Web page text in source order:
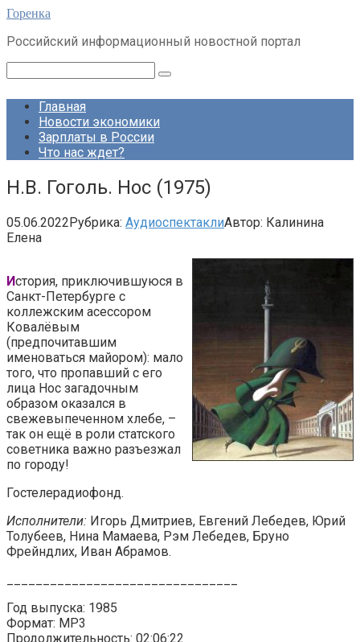
Перейти
контенту
Горенка
Российский информационный новостной портал
Главная
Новости экономики
Зарплаты в России
Что нас ждет?
Н.В. Гоголь. Нос (1975)
05.06.2022Рубрика: АудиоспектаклиАвтор: Калинина
Елена
История, приключившуюся в
Санкт-Петербурге с
коллежским асессором
Ковалёвым
(предпочитавшим
именоваться майором): мало
того, что пропавший с его
лица Нос загадочным
образом оказался в
свежевыпеченном хлебе, –
так он ещё в роли статского
советника важно разъезжал
по городу!
Гостелерадиофонд.
Исполнители: Игорь Дмитриев, Евгений Лебедев, Юрий
Толубеев, Нина Мамаева, Рэм Лебедев, Бруно
Фрейндлих, Иван Абрамов.
Год выпуска: 1985
Формат: MP3
Продолжительность: 02:06:22